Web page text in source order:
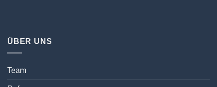
ÜBER UNS
Team